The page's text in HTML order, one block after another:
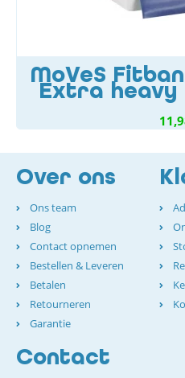
MoVeS
Extra heavy
Over ons
Ons team
Blog
Contact opnemen
Bestellen & Leveren
Betalen
Retourneren
Garantie
Contact